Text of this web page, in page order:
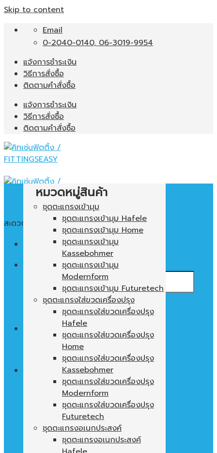
Skip to content
Email
0-2040-0140, 06-3019-9954
แจ้งการชำระเงิน
วิธีการสั่งซื้อ
ติดตามคำสั่งซื้อ
แจ้งการชำระเงิน
วิธีการสั่งซื้อ
ติดตามคำสั่งซื้อ
สะดวก ใช้งานง่าย พื้นที่ในตู้ไม่เปล่าประโยชน์
ไม่มีสินค้าในตะกร้า
ตะกร้าสินค้า
ไม่มีสินค้าในตะกร้า
หมวดหมู่สินค้า
ชุดตะแกรงเข้ามุม
ชุดตะแกรงเข้ามุม Hafele
ชุดตะแกรงเข้ามุม Home
ชุดตะแกรงเข้ามุม
Kassebohmer
ชุดตะแกรงเข้ามุม
Modernform
ชุดตะแกรงเข้ามุม Futuretech
ชุดตะแกรงใส่ขวดเครื่องปรุง
ชุดตะแกรงใส่ขวดเครื่องปรุง
Hafele
ชุดตะแกรงใส่ขวดเครื่องปรุง
Home
ชุดตะแกรงใส่ขวดเครื่องปรุง
Kassebohmer
ชุดตะแกรงใส่ขวดเครื่องปรุง
Modernform
ชุดตะแกรงใส่ขวดเครื่องปรุง
Futuretech
ชุดตะแกรงอเนกประสงค์
ชุดตะแกรงอเนกประสงค์